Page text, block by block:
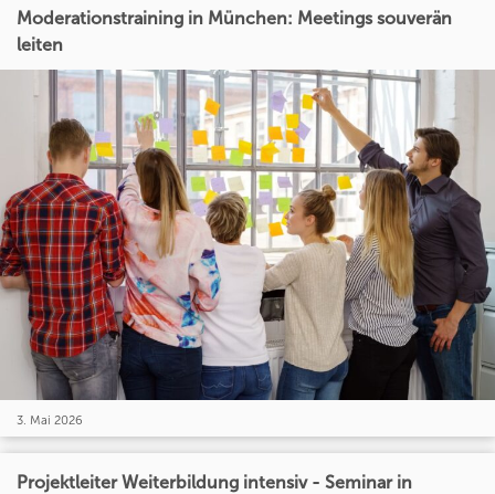
Moderationstraining in München: Meetings souverän
leiten
3. Mai 2026
Projektleiter Weiterbildung intensiv - Seminar in